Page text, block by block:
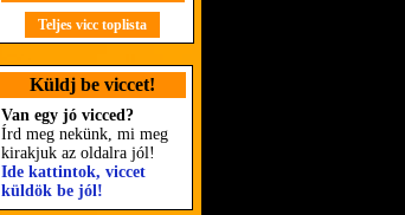
Teljes vicc toplista
Küldj be viccet!
Van egy jó vicced?
Írd meg nekünk, mi meg
kirakjuk az oldalra jól!
Ide kattintok, viccet
küldök be jól!